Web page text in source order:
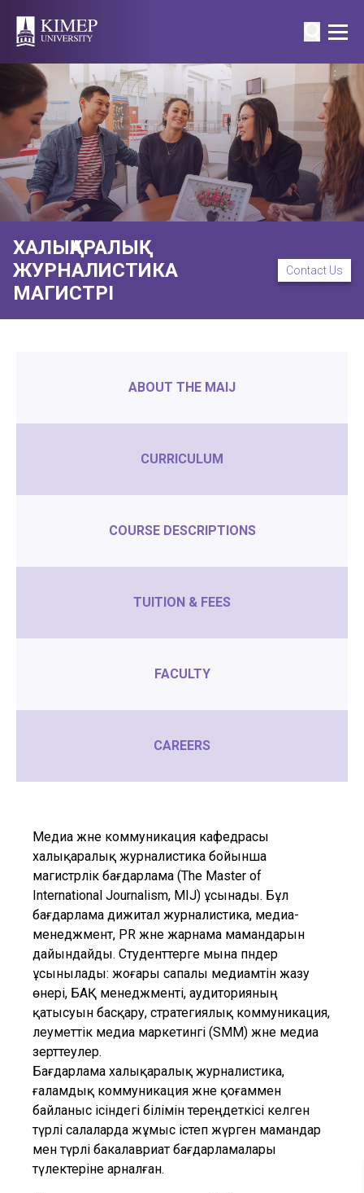
ХАЛЫҚАРАЛЫҚ
ЖУРНАЛИСТИКА
МАГИСТРІ
Contact Us
ABOUT THE MAIJ
CURRICULUM
COURSE DESCRIPTIONS
TUITION & FEES
FACULTY
CAREERS
Медиа және коммуникация кафедрасы
халықаралық журналистика бойынша
магистрлік бағдарлама (The Master of
International Journalism, MIJ) ұсынады. Бұл
бағдарлама дижитал журналистика, медиа-
менеджмент, PR және жарнама мамандарын
дайындайды. Студенттерге мына пәндер
ұсынылады: жоғары сапалы медиамәтін жазу
өнері, БАҚ менеджменті, аудиторияның
қатысуын басқару, стратегиялық коммуникация,
әлеуметтік медиа маркетингі (SMM) және медиа
зерттеулер.
Бағдарлама халықаралық журналистика,
ғаламдық коммуникация және қоғаммен
байланыс ісіндегі білімін тереңдеткісі келген
түрлі салаларда жұмыс істеп жүрген мамандар
мен түрлі бакалавриат бағдарламалары
түлектеріне арналған.